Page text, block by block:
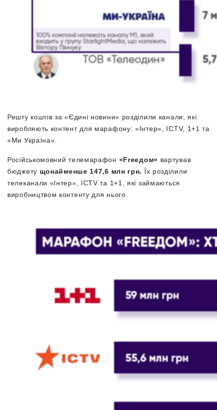
Решту коштів за «Єдині новини» розділили канали, які
виробляють контент для марафону: «Інтер», ICTV, 1+1 та
«Ми Україна».
Російськомовний телемарафон «Freeдом» вартував
бюджету щонайменше 147,6 млн грн. Їх розділили
телеканали «Інтер», ICTV та 1+1, які займаються
виробництвом контенту для нього.